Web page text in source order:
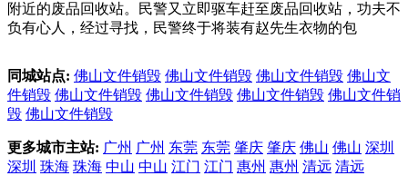
附近的废品回收站。民警又立即驱车赶至废品回收站，功夫不
负有心人，经过寻找，民警终于将装有赵先生衣物的包
同城站点: 佛山文件销毁 佛山文件销毁 佛山文件销毁 佛山文
件销毁 佛山文件销毁 佛山文件销毁 佛山文件销毁 佛山文件销
毁 佛山文件销毁
更多城市主站: 广州 广州 东莞 东莞 肇庆 肇庆 佛山 佛山 深圳
深圳 珠海 珠海 中山 中山 江门 江门 惠州 惠州 清远 清远